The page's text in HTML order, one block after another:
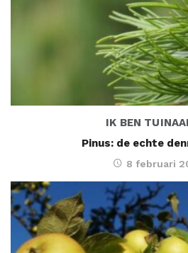
IK BEN
Pinus: de echte
8 februari